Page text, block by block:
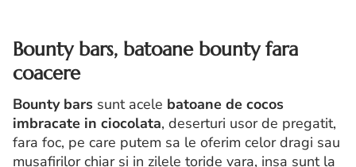
Bounty bars, batoane bounty fara
coacere
Bounty bars sunt acele batoane de cocos
imbracate in ciocolata, deserturi usor de pregatit,
fara foc, pe care putem sa le oferim celor dragi sau
musafirilor chiar si in zilele toride vara, insa sunt la